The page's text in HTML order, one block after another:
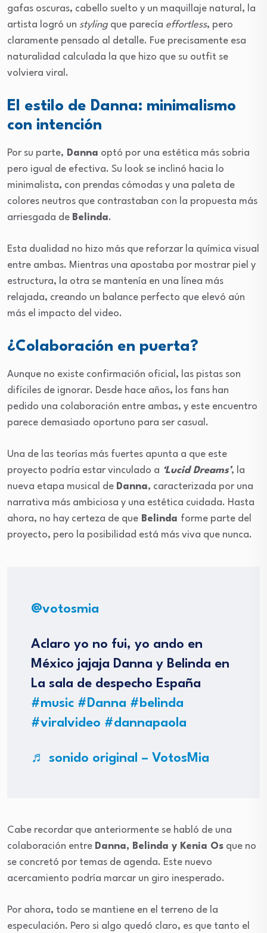
gafas oscuras, cabello suelto y un maquillaje natural, la
artista logró un styling que parecía effortless, pero
claramente pensado al detalle. Fue precisamente esa
naturalidad calculada la que hizo que su outfit se
volviera viral.
El estilo de Danna: minimalismo
con intención
Por su parte, Danna optó por una estética más sobria
pero igual de efectiva. Su look se inclinó hacia lo
minimalista, con prendas cómodas y una paleta de
colores neutros que contrastaban con la propuesta más
arriesgada de Belinda.
Esta dualidad no hizo más que reforzar la química visual
entre ambas. Mientras una apostaba por mostrar piel y
estructura, la otra se mantenía en una línea más
relajada, creando un balance perfecto que elevó aún
más el impacto del video.
¿Colaboración en puerta?
Aunque no existe confirmación oficial, las pistas son
difíciles de ignorar. Desde hace años, los fans han
pedido una colaboración entre ambas, y este encuentro
parece demasiado oportuno para ser casual.
Una de las teorías más fuertes apunta a que este
proyecto podría estar vinculado a ‘Lucid Dreams’, la
nueva etapa musical de Danna, caracterizada por una
narrativa más ambiciosa y una estética cuidada. Hasta
ahora, no hay certeza de que Belinda forme parte del
proyecto, pero la posibilidad está más viva que nunca.
@votosmia
Aclaro yo no fui, yo ando en
México jajaja Danna y Belinda en
La sala de despecho España
#music #Danna #belinda
#viralvideo #dannapaola
♬ sonido original – VotosMia
Cabe recordar que anteriormente se habló de una
colaboración entre Danna, Belinda y Kenia Os que no
se concretó por temas de agenda. Este nuevo
acercamiento podría marcar un giro inesperado.
Por ahora, todo se mantiene en el terreno de la
especulación. Pero si algo quedó claro, es que tanto el